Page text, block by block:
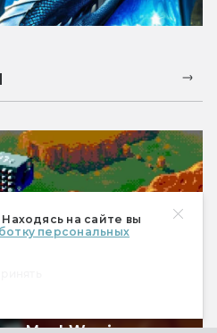
на сайте вы
персональных